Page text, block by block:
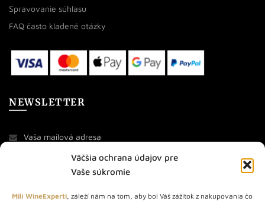
Väčšia ochrana údajov pre
Vaše súkromie
Milí WineExperti, záleží nám na tom, aby bol Váš zážitok z nakupovania čo
Spravovanie súhlasu
FAQ často kladené otázky
NEWSLETTER